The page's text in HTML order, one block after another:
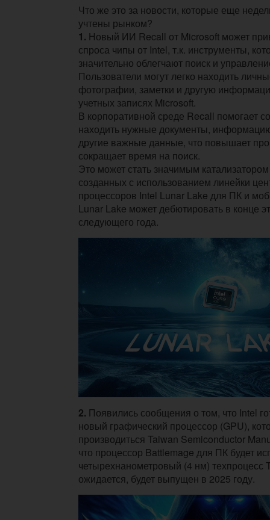
Что же это за новости, которые еще
учтены рынком?
1. Новый ИИ Recall от Microsoft может
спроса чипы от Intel, т.к. инструменты,
значительно облегчают поиск и
Пользователи могут легко находить
фотографии, заметки и другую
учетных записях Microsoft.
В корпоративной среде Recall помогает
находить нужные документы,
другие важные данные, что повышает
сокращает время на поиск.
Это может стать значимым
созданных с использованием линейки
процессоров Intel Lunar Lake для ПК и
Lunar Lake может дебютировать в конце
следующего года.
2. Появились сообщения о том, что Intel
новый графический процессор (GPU),
производиться Taiwan Semiconductor
что процессор Battlemage для ПК будет
четырехнанометровый (4 нм) техпроцесс
ожидается, будет выпущен в 2025 году.